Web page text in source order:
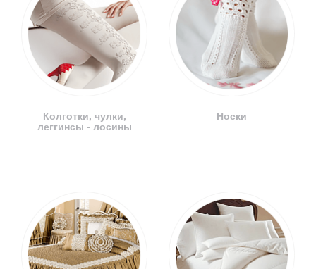
Колготки, чулки,
леггинсы - лосины
Носки